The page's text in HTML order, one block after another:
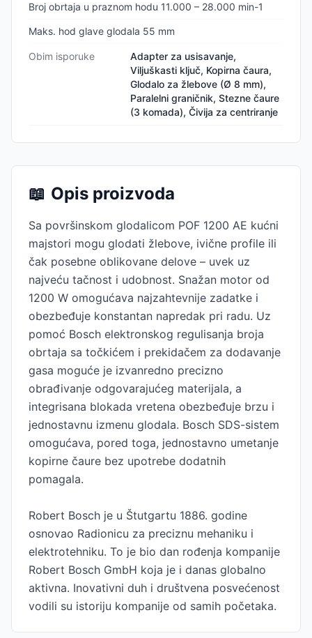
Broj obrtaja u praznom hodu 11.000 – 28.000 min-1
Maks. hod glave glodala 55 mm
Obim isporuke
Adapter za usisavanje,
Viljuškasti ključ, Kopirna čaura,
Glodalo za žlebove (Ø 8 mm),
Paralelni graničnik, Stezne čaure
(3 komada), Čivija za centriranje
📖 Opis proizvoda
Sa površinskom glodalicom POF 1200 AE kućni
majstori mogu glodati žlebove, ivične profile ili
čak posebne oblikovane delove – uvek uz
najveću tačnost i udobnost. Snažan motor od
1200 W omogućava najzahtevnije zadatke i
obezbeđuje konstantan napredak pri radu. Uz
pomoć Bosch elektronskog regulisanja broja
obrtaja sa točkićem i prekidačem za dodavanje
gasa moguće je izvanredno precizno
obrađivanje odgovarajućeg materijala, a
integrisana blokada vretena obezbeđuje brzu i
jednostavnu izmenu glodala. Bosch SDS-sistem
omogućava, pored toga, jednostavno umetanje
kopirne čaure bez upotrebe dodatnih
pomagala.
Robert Bosch je u Štutgartu 1886. godine
osnovao Radionicu za preciznu mehaniku i
elektrotehniku. To je bio dan rođenja kompanije
Robert Bosch GmbH koja je i danas globalno
aktivna. Inovativni duh i društvena posvećenost
vodili su istoriju kompanije od samih početaka.